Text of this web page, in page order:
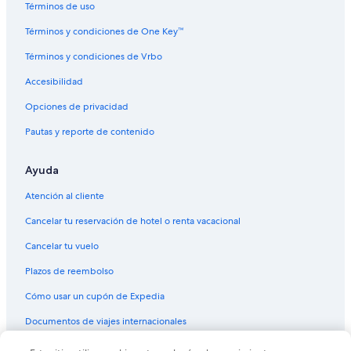
Vuelos de Los Mochis (LMM) a Phoenix (PHX)
Vuelos de Laredo (LRD) a Phoenix (PHX)
Vuelos de Midland (MAF) a Phoenix (PHX)
Vuelos de Kansas City (MCI) a Phoenix (PHX)
Vuelos de Memphis (MEM) a Phoenix (PHX)
Vuelos de Ciudad de México (MEX) a Phoenix (PHX)
Vuelos de Miami (MIA) a Phoenix (PHX)
Vuelos de Milwaukee (MKE) a Phoenix (PHX)
Vuelos de Morelia (MLM) a Phoenix (PHX)
Vuelos de Minneapolis (MSP) a Phoenix (PHX)
Vuelos de Nueva Orleans (MSY) a Phoenix (PHX)
Vuelos de Monterrey (MTY) a Phoenix (PHX)
Vuelos de Mexicali (MXL) a Phoenix (PHX)
Términos de uso
Términos y condiciones de One Key™
Términos y condiciones de Vrbo
Accesibilidad
Opciones de privacidad
Pautas y reporte de contenido
Ayuda
Atención al cliente
Cancelar tu reservación de hotel o renta vacacional
Cancelar tu vuelo
Plazos de reembolso
Cómo usar un cupón de Expedia
Documentos de viajes internacionales